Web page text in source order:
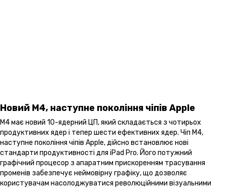
Новий M4, наступне покоління чіпів Apple
M4 має новий 10-ядерний ЦП, який складається з чотирьох
продуктивних ядер і тепер шести ефективних ядер. Чіп M4,
наступне покоління чіпів Apple, дійсно встановлює нові
стандарти продуктивності для iPad Pro. Його потужний
графічний процесор з апаратним прискоренням трасування
променів забезпечує неймовірну графіку, що дозволяє
користувачам насолоджуватися революційними візуальними